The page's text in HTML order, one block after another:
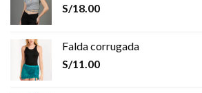
S/18.00
Falda corrugada
S/11.00